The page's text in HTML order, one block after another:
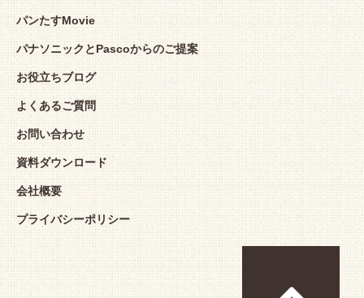
パンたすMovie
パナソニックとPascoからのご提案
お役立ちブログ
よくあるご質問
お問い合わせ
資料ダウンロード
会社概要
プライバシーポリシー